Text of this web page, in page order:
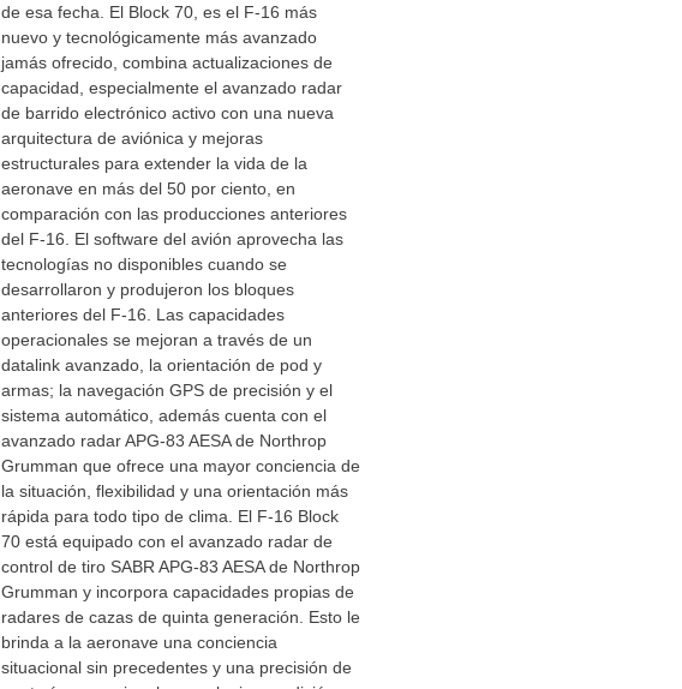
de esa fecha. El Block 70, es el F-16 más
nuevo y tecnológicamente más avanzado
jamás ofrecido, combina actualizaciones de
capacidad, especialmente el avanzado radar
de barrido electrónico activo con una nueva
arquitectura de aviónica y mejoras
estructurales para extender la vida de la
aeronave en más del 50 por ciento, en
comparación con las producciones anteriores
del F-16. El software del avión aprovecha las
tecnologías no disponibles cuando se
desarrollaron y produjeron los bloques
anteriores del F-16. Las capacidades
operacionales se mejoran a través de un
datalink avanzado, la orientación de pod y
armas; la navegación GPS de precisión y el
sistema automático, además cuenta con el
avanzado radar APG-83 AESA de Northrop
Grumman que ofrece una mayor conciencia de
la situación, flexibilidad y una orientación más
rápida para todo tipo de clima. El F-16 Block
70 está equipado con el avanzado radar de
control de tiro SABR APG-83 AESA de Northrop
Grumman y incorpora capacidades propias de
radares de cazas de quinta generación. Esto le
brinda a la aeronave una conciencia
situacional sin precedentes y una precisión de